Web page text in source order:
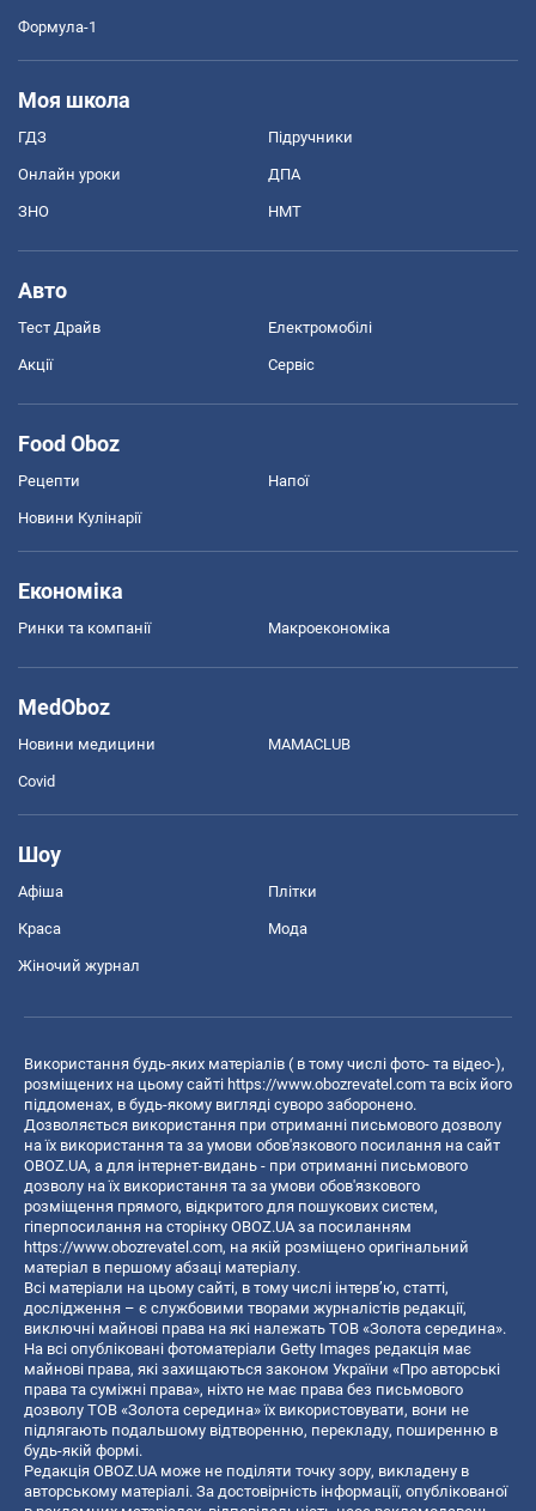
Формула-1
Моя школа
ГДЗ Підручники
Онлайн уроки ДПА
ЗНО НМТ
Авто
Тест Драйв Електромобілі
Акції Сервіс
Food Oboz
Рецепти Напої
Новини Кулінарії
Економіка
Ринки та компанії Макроекономіка
MedOboz
Новини медицини MAMACLUB
Covid
Шоу
Афіша Плітки
Краса Мода
Жіночий журнал
Використання будь-яких матеріалів ( в тому числі фото- та відео-),
розміщених на цьому сайті https://www.obozrevatel.com та всіх його
піддоменах, в будь-якому вигляді суворо заборонено.
Дозволяється використання при отриманні письмового дозволу
на їх використання та за умови обов'язкового посилання на сайт
OBOZ.UA, а для інтернет-видань - при отриманні письмового
дозволу на їх використання та за умови обов'язкового
розміщення прямого, відкритого для пошукових систем,
гіперпосилання на сторінку OBOZ.UA за посиланням
https://www.obozrevatel.com, на якій розміщено оригінальний
матеріал в першому абзаці матеріалу.
Всі матеріали на цьому сайті, в тому числі інтерв’ю, статті,
дослідження – є службовими творами журналістів редакції,
виключні майнові права на які належать ТОВ «Золота середина».
На всі опубліковані фотоматеріали Getty Images редакція має
майнові права, які захищаються законом України «Про авторські
права та суміжні права», ніхто не має права без письмового
дозволу ТОВ «Золота середина» їх використовувати, вони не
підлягають подальшому відтворенню, перекладу, поширенню в
будь-якій формі.
Редакція OBOZ.UA може не поділяти точку зору, викладену в
авторському матеріалі. За достовірність інформації, опублікованої